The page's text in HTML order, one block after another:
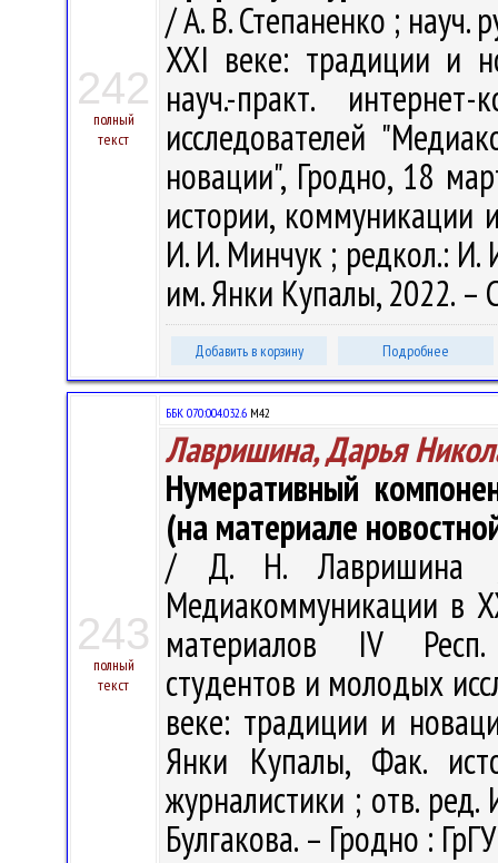
242
полный
текст
/ А. В. Степаненко ; науч.
XXI веке: традиции и
науч.-практ.
исследователей
новации", Гродно, 18
истории, коммуникации
И. И. Минчук ; редкол.: И.
им. Янки Купалы, 2022. –
Добавить в корзину Подробнее
243
полный
текст
ББК 070:004.032.6 М42
Лавришина, Дарья
Нумеративный
(на материале
/ Д. Н. Лавришина
Медиакоммуникации в
материалов IV Респ.
студентов и молодых
веке: традиции и
Янки Купалы, Фак.
журналистики ; отв.
Булгакова. – Гродно :